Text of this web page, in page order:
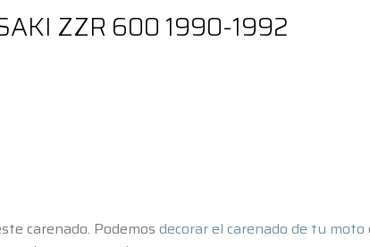
ZZR 600 1990-1992
carenado. Podemos decorar el carenado de tu moto